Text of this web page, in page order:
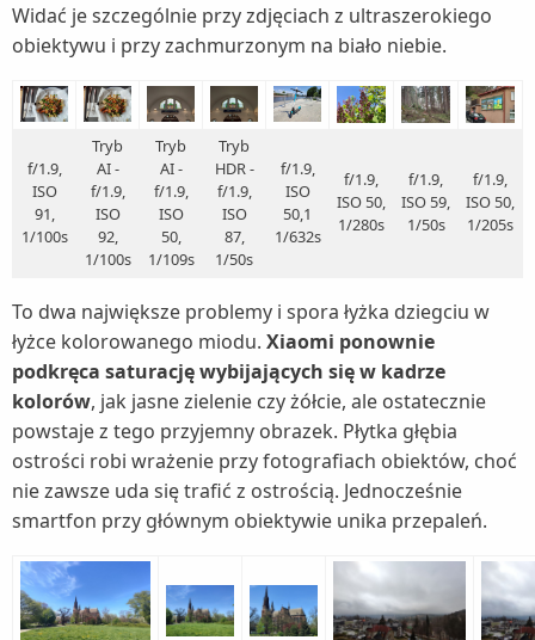
Widać je szczególnie przy zdjęciach z ultraszerokiego
obiektywu i przy zachmurzonym na biało niebie.
f/1.9,
ISO
91,
1/100s
Tryb
AI -
f/1.9,
ISO
92,
1/100s
Tryb
AI -
f/1.9,
ISO
50,
1/109s
Tryb
HDR -
f/1.9,
ISO
87,
1/50s
f/1.9,
ISO
50,1
1/632s
f/1.9,
ISO 50,
1/280s
f/1.9,
ISO 59,
1/50s
f/1.9,
ISO 50,
1/205s
To dwa największe problemy i spora łyżka dziegciu w
łyżce kolorowanego miodu. Xiaomi ponownie
podkręca saturację wybijających się w kadrze
kolorów, jak jasne zielenie czy żółcie, ale ostatecznie
powstaje z tego przyjemny obrazek. Płytka głębia
ostrości robi wrażenie przy fotografiach obiektów, choć
nie zawsze uda się trafić z ostrością. Jednocześnie
smartfon przy głównym obiektywie unika przepaleń.